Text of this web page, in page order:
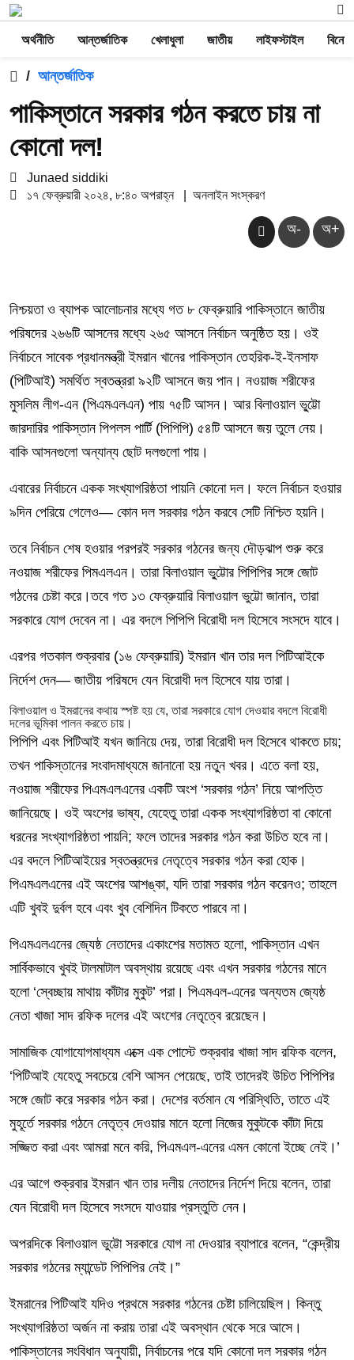
অর্থনীতি আন্তর্জাতিক খেলাধুলা জাতীয় লাইফস্টাইল
/ আন্তর্জাতিক
পাকিস্তানে সরকার গঠন করতে চায় না
কোনো দল!
Junaed siddiki
১৭ ফেব্রুয়ারী ২০২৪, ৮:৪০ অপরাহ্ন
অনলাইন সংস্করণ
অ- অ+
নিশ্চয়তা ও ব্যাপক আলোচনার মধ্যে গত ৮ ফেব্রুয়ারি পাকিস্তানে জাতীয়
পরিষদের ২৬৬টি আসনের মধ্যে ২৬৫ আসনে নির্বাচন অনুষ্ঠিত হয়। ওই
নির্বাচনে সাবেক প্রধানমন্ত্রী ইমরান খানের পাকিস্তান তেহরিক-ই-ইনসাফ
(পিটিআই) সমর্থিত স্বতন্ত্ররা ৯২টি আসনে জয় পান। নওয়াজ শরীফের
মুসলিম লীগ-এন (পিএমএলএন) পায় ৭৫টি আসন। আর বিলাওয়াল ভু্ট্টো
জারদারির পাকিস্তান পিপলস পার্টি (পিপিপি) ৫৪টি আসনে জয় তুলে নেয়।
বাকি আসনগুলো অন্যান্য ছোট দলগুলো পায়।
এবারের নির্বাচনে একক সংখ্যাগরিষ্ঠতা পায়নি কোনো দল। ফলে নির্বাচন হওয়ার
৯দিন পেরিয়ে গেলেও— কোন দল সরকার গঠন করবে সেটি নিশ্চিত হয়নি।
তবে নির্বাচন শেষ হওয়ার পরপরই সরকার গঠনের জন্য দৌড়ঝাপ শুরু করে
নওয়াজ শরীফের পিমএলএন। তারা বিলাওয়াল ভু্ট্টোর পিপিপির সঙ্গে জোট
গঠনের চেষ্টা করে।তবে গত ১৩ ফেব্রুয়ারি বিলাওয়াল ভুট্টো জানান, তারা
সরকারে যোগ দেবেন না। এর বদলে পিপিপি বিরোধী দল হিসেবে সংসদে যাবে।
এরপর গতকাল শুক্রবার (১৬ ফেব্রুয়ারি) ইমরান খান তার দল পিটিআইকে
নির্দেশ দেন— জাতীয় পরিষদে যেন বিরোধী দল হিসেবে যায় তারা।
বিলাওয়াল ও ইমরানের কথায় স্পষ্ট হয় যে, তারা সরকারে যোগ দেওয়ার বদলে বিরোধী
দলের ভূমিকা পালন করতে চায়।
পিপিপি এবং পিটিআই যখন জানিয়ে দেয়, তারা বিরোধী দল হিসেবে থাকতে চায়;
তখন পাকিস্তানের সংবাদমাধ্যমে জানানো হয় নতুন খবর। এতে বলা হয়,
নওয়াজ শরীফের পিএমএলএনের একটি অংশ ‘সরকার গঠন’ নিয়ে আপত্তি
জানিয়েছে। ওই অংশের ভাষ্য, যেহেতু তারা একক সংখ্যাগরিষ্ঠতা বা কোনো
ধরনের সংখ্যাগরিষ্ঠতা পায়নি; ফলে তাদের সরকার গঠন করা উচিত হবে না।
এর বদলে পিটিআইয়ের স্বতন্ত্রদের নেতৃত্বে সরকার গঠন করা হোক।
পিএমএলএনের এই অংশের আশঙ্কা, যদি তারা সরকার গঠন করেনও; তাহলে
এটি খুবই দুর্বল হবে এবং খুব বেশিদিন টিকতে পারবে না।
পিএমএলএনের জ্যেষ্ঠ নেতাদের একাংশের মতামত হলো, পাকিস্তান এখন
সার্বিকভাবে খুবই টালমাটাল অবস্থায় রয়েছে এবং এখন সরকার গঠনের মানে
হলো ‘স্বেচ্ছায় মাথায় কাঁটার মুকুট’ পরা। পিএমএল-এনের অন্যতম জ্যেষ্ঠ
নেতা খাজা সাদ রফিক দলের এই অংশের নেতৃত্বে রয়েছেন।
সামাজিক যোগাযোগমাধ্যম এক্সে এক পোস্টে শুক্রবার খাজা সাদ রফিক বলেন,
‘পিটিআই যেহেতু সবচেয়ে বেশি আসন পেয়েছে, তাই তাদেরই উচিত পিপিপির
সঙ্গে জোট করে সরকার গঠন করা। দেশের বর্তমান যে পরিস্থিতি, তাতে এই
মুহূর্তে সরকার গঠনে নেতৃত্ব দেওয়ার মানে হলো নিজের মুকুটকে কাঁটা দিয়ে
সজ্জিত করা এবং আমরা মনে করি, পিএমএল-এনের এমন কোনো ইচ্ছে নেই।’
এর আগে শুক্রবার ইমরান খান তার দলীয় নেতাদের নির্দেশ দিয়ে বলেন, তারা
যেন বিরোধী দল হিসেবে সংসদে যাওয়ার প্রস্তুতি নেন।
অপরদিকে বিলাওয়াল ভুট্টো সরকারে যোগ না দেওয়ার ব্যাপারে বলেন, “কেন্দ্রীয়
সরকার গঠনের ম্যান্ডেট পিপিপির নেই।”
ইমরানের পিটিআই যদিও প্রথমে সরকার গঠনের চেষ্টা চালিয়েছিল। কিন্তু
সংখ্যাগরিষ্ঠতা অর্জন না করায় তারা এই অবস্থান থেকে সরে আসে।
পাকিস্তানের সংবিধান অনুযায়ী, নির্বাচনের পরে যদি কোনো দল সরকার গঠন